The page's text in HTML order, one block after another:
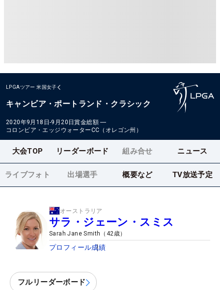
LPGAツアー 米国女子
キャンビア・ポートランド・クラシック
2020年9月18日-9月20日賞金総額 ―
コロンビア・エッジウォーターCC（オレゴン州）
大会TOP リーダーボード 組み合せ ニュース
ライブフォト 出場選手 概要など TV放送予定
オーストラリア
サラ・ジェーン・スミス
Sarah Jane Smith （ 42歳）
プロフィール成績
フルリーダーボード